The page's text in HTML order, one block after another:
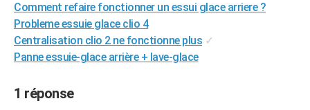
BONS PLANS
CARTE DE VOEUX
Dictionnaire
Biographies
Citations
Expressions
Proverbes
PROGRAMME TV
Comment refaire fonctionner un essui glace arriere ?
Probleme essuie glace clio 4
Centralisation clio 2 ne fonctionne plus ✓
Panne essuie-glace arrière + lave-glace
1 réponse